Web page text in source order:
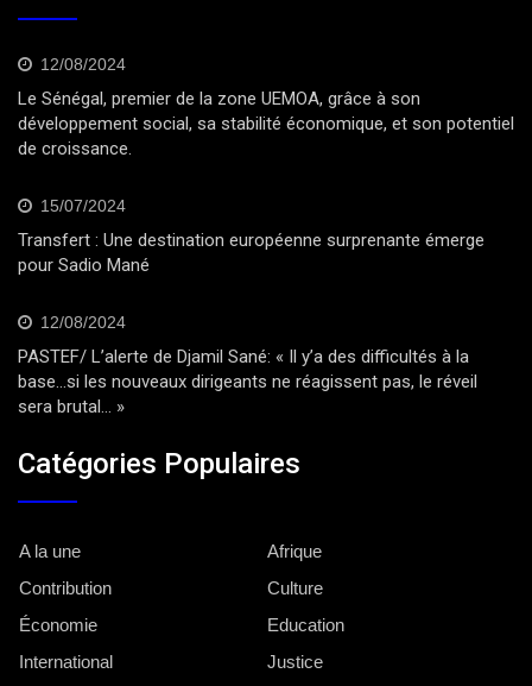
12/08/2024
Le Sénégal, premier de la zone UEMOA, grâce à son
développement social, sa stabilité économique, et son potentiel
de croissance.
15/07/2024
Transfert : Une destination européenne surprenante émerge
pour Sadio Mané
12/08/2024
PASTEF/ L’alerte de Djamil Sané: « Il y’a des difficultés à la
base…si les nouveaux dirigeants ne réagissent pas, le réveil
sera brutal… »
Catégories Populaires
A la une
Afrique
Contribution
Culture
Économie
Education
International
Justice